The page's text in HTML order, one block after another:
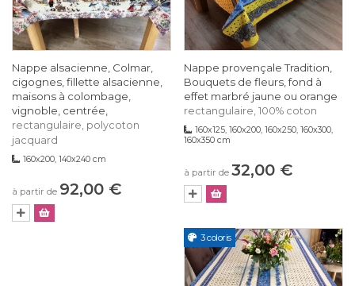
Nappe alsacienne, Colmar,
cigognes, fillette alsacienne,
maisons à colombage,
vignoble, centrée,
rectangulaire, polycoton
jacquard
160x200, 140x240 cm
à partir de 92,00 €
Nappe provençale Tradition,
Bouquets de fleurs, fond à
effet marbré jaune ou orange
rectangulaire, 100% coton
160x125, 160x200, 160x250, 160x300,
160x350 cm
à partir de 32,00 €
3 coloris